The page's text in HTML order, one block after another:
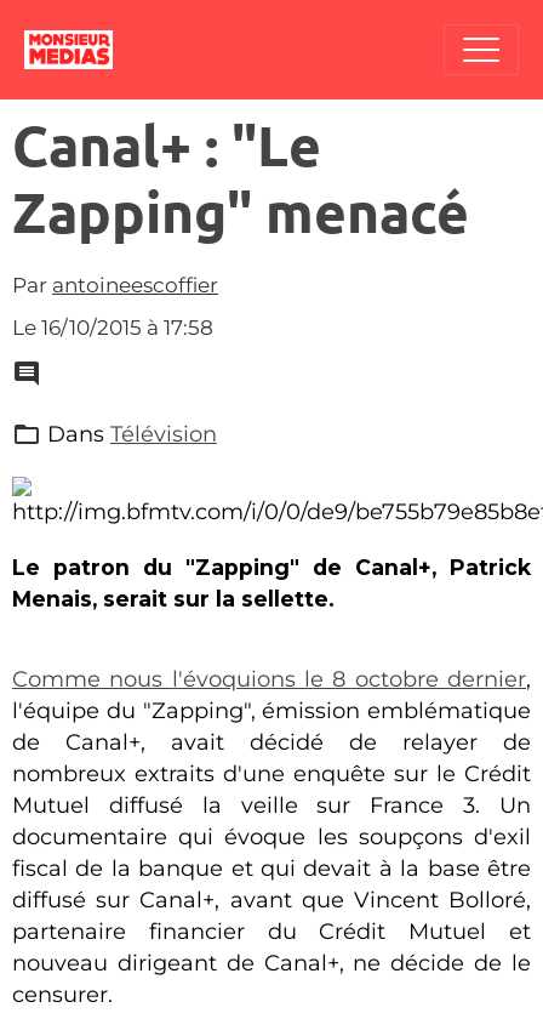
Canal+ : "Le
Zapping" menacé
Par antoineescoffier
Le 16/10/2015 à 17:58
Dans Télévision
Le patron du "Zapping" de Canal+, Patrick
Menais, serait sur la sellette.
Comme nous l'évoquions le 8 octobre dernier,
l'équipe du "Zapping", émission emblématique
de Canal+, avait décidé de relayer de
nombreux extraits d'une enquête sur le Crédit
Mutuel diffusé la veille sur France 3. Un
documentaire qui évoque les soupçons d'exil
fiscal de la banque et qui devait à la base être
diffusé sur Canal+, avant que Vincent Bolloré,
partenaire financier du Crédit Mutuel et
nouveau dirigeant de Canal+, ne décide de le
censurer.